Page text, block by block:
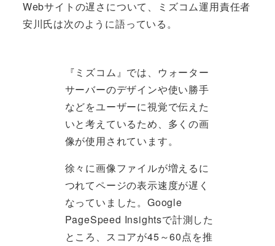
Webサイトの遅さについて、ミズコム運用責任者
安川氏は次のように語っている。
『ミズコム』では、ウォーター
サーバーのデザインや使い勝手
などをユーザーに視覚で伝えた
いと考えているため、多くの画
像が使用されています。
徐々に画像ファイルが増えるに
つれてページの表示速度が遅く
なっていました。Google
PageSpeed Insightsで計測した
ところ、スコアが45～60点を推